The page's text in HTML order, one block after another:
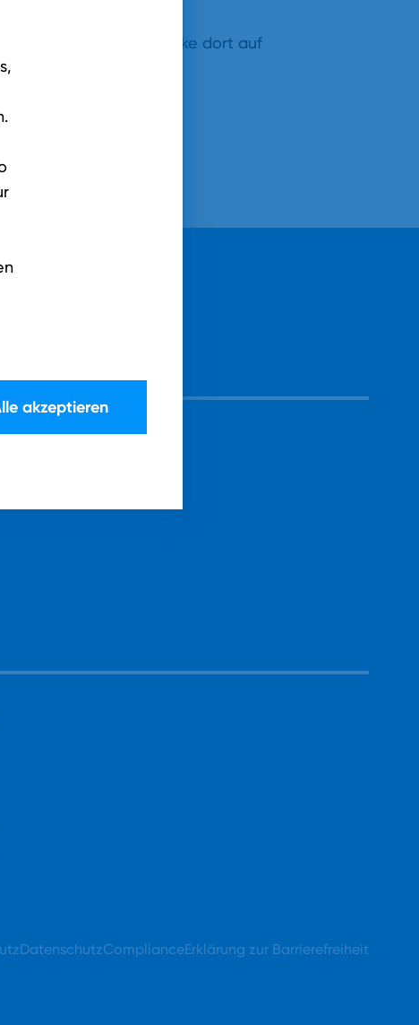
akzeptieren
"Hilfe & Service". Klicke dort auf
DatenschutzComplianceErklärung zur Barrierefreiheit